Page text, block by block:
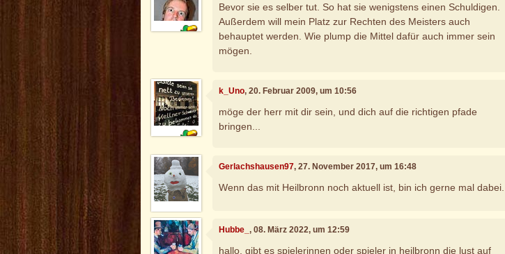
Bevor sie es selber tut. So hat sie wenigstens einen Schuldigen.
Außerdem will mein Platz zur Rechten des Meisters auch
behauptet werden. Wie plump die Mittel dafür auch immer sein
mögen.
k_Uno, 20. Februar 2009, um 10:56
möge der herr mit dir sein, und dich auf die richtigen pfade
bringen...
Gerlachshausen97, 27. November 2017, um 16:48
Wenn das mit Heilbronn noch aktuell ist, bin ich gerne mal dabei.
Hubbe_, 08. März 2022, um 12:59
hallo, gibt es spielerinnen oder spieler in heilbronn die lust auf